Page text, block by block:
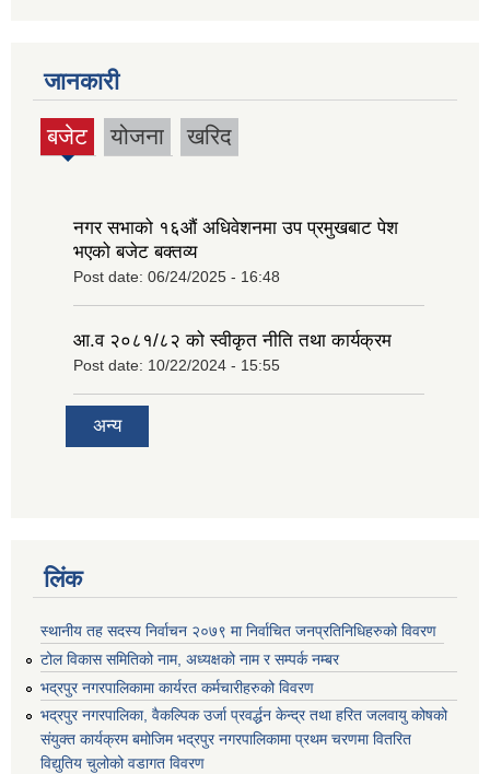
जानकारी
बजेट
(active
योजना खरिद
नगर सभाको १६‍औं अधिवेशनमा उप प्रमुखबाट पेश
भएको बजेट बक्तव्य
Post date: 06/24/2025 - 16:48
आ.व २०८१/८२ को स्वीकृत नीति तथा कार्यक्रम
Post date: 10/22/2024 - 15:55
अन्य
लिंक
स्थानीय तह सदस्य निर्वाचन २०७९ मा निर्वाचित जनप्रतिनिधिहरुको विवरण
टोल विकास समितिको नाम, अध्यक्षको नाम र सम्पर्क नम्बर
भद्रपुर नगरपालिकामा कार्यरत कर्मचारीहरुको विवरण
भद्रपुर नगरपालिका, वैकल्पिक उर्जा प्रवर्द्धन केन्द्र तथा हरित जलवायु कोषको
संयुक्त कार्यक्रम बमोजिम भद्रपुर नगरपालिकामा प्रथम चरणमा वितरित
विद्युतिय चुलोको वडागत विवरण